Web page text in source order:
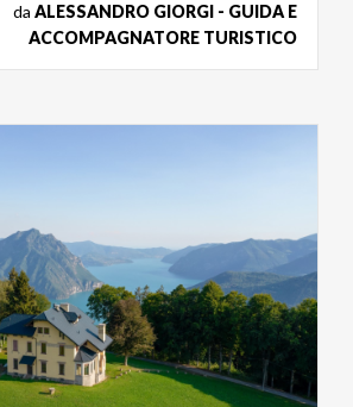
da ALESSANDRO GIORGI - GUIDA E
ACCOMPAGNATORE TURISTICO